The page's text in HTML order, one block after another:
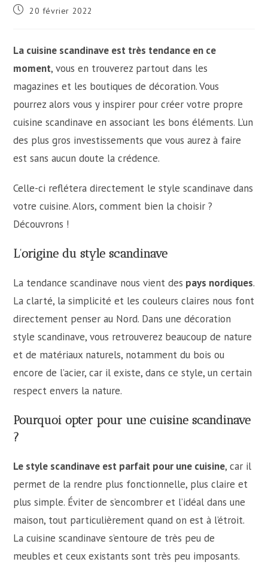
Publication
20 février 2022
La cuisine scandinave est très tendance en ce
moment, vous en trouverez partout dans les
magazines et les boutiques de décoration. Vous
pourrez alors vous y inspirer pour créer votre propre
cuisine scandinave en associant les bons éléments. L’un
des plus gros investissements que vous aurez à faire
est sans aucun doute la crédence.
Celle-ci reflétera directement le style scandinave dans
votre cuisine. Alors, comment bien la choisir ?
Découvrons !
L’origine du style scandinave
La tendance scandinave nous vient des pays nordiques.
La clarté, la simplicité et les couleurs claires nous font
directement penser au Nord. Dans une décoration
style scandinave, vous retrouverez beaucoup de nature
et de matériaux naturels, notamment du bois ou
encore de l’acier, car il existe, dans ce style, un certain
respect envers la nature.
Pourquoi opter pour une cuisine scandinave
?
Le style scandinave est parfait pour une cuisine, car il
permet de la rendre plus fonctionnelle, plus claire et
plus simple. Éviter de s’encombrer et l’idéal dans une
maison, tout particulièrement quand on est à l’étroit.
La cuisine scandinave s’entoure de très peu de
meubles et ceux existants sont très peu imposants.